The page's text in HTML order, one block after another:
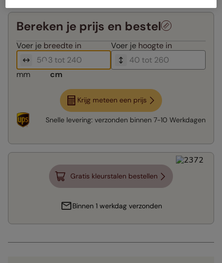
Bereken je prijs en bestel
Voer je breedte in Voer je hoogte in
mm cm
Krijg meteen een prijs
Snelle levering: verzonden binnen 7-10 Werkdagen
Gratis kleurstalen bestellen
Binnen 1 werkdag verzonden